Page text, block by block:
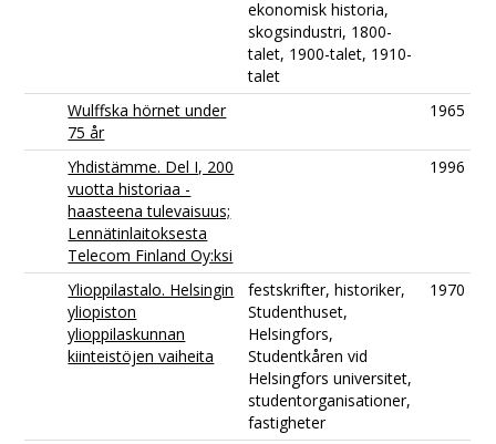
ekonomisk historia,
skogsindustri, 1800-
talet, 1900-talet, 1910-
talet
Wulffska hörnet under
75 år
1965
Yhdistämme. Del I, 200
vuotta historiaa -
haasteena tulevaisuus;
Lennätinlaitoksesta
Telecom Finland Oy:ksi
1996
Ylioppilastalo. Helsingin
yliopiston
ylioppilaskunnan
kiinteistöjen vaiheita
festskrifter, historiker,
Studenthuset,
Helsingfors,
Studentkåren vid
Helsingfors universitet,
studentorganisationer,
fastigheter
1970